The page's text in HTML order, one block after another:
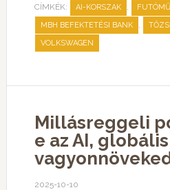
CÍMKÉK: AI-KORSZAK ,
MBH BEFEKTETÉSI BANK ,
VOLKSWAGEN
Millásreggeli
e az AI, globális
2025-10-10